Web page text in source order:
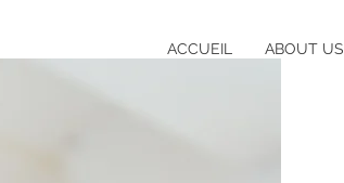
ACCUEIL ABOUT US